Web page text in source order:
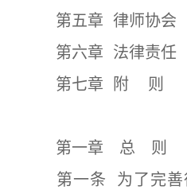
第五章 律师协会
第六章 法律责任
第七章 附 则
第一章 总 则
第一条 为了完善